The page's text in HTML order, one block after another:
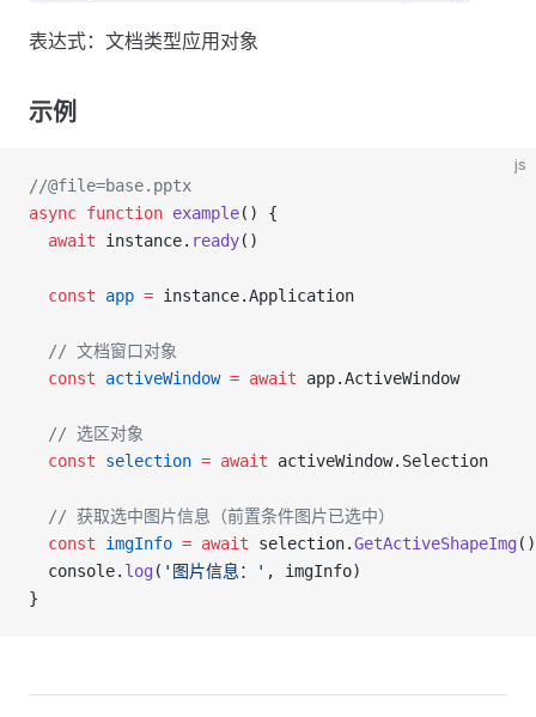
表达式：文档类型应用对象
示例
js
//@file=base.pptx
async function example() {
  await
instance. ready()
  const
app = instance.Application
  // 文档窗口对象
  const
activeWindow = await app.ActiveWindow
  // 选区对象
  const
selection = await activeWindow.Selection
  // 获取选中图片信息（前置条件图片已选中）
  const
imgInfo = await selection.GetActiveShapeImg ()
  console.
log ( '图片信息：' , imgInfo)
}